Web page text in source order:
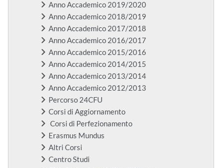
Anno Accademico 2019/2020
Anno Accademico 2018/2019
Anno Accademico 2017/2018
Anno Accademico 2016/2017
Anno Accademico 2015/2016
Anno Accademico 2014/2015
Anno Accademico 2013/2014
Anno Accademico 2012/2013
Percorso 24CFU
Corsi di Aggiornamento
Corsi di Perfezionamento
Erasmus Mundus
Altri Corsi
Centro Studi